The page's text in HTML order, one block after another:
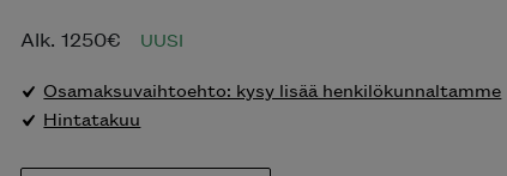
Alk.1250€
UUSI
Osamaksuvaihtoehto: kysy lisää henkilökunnaltamme
Hintatakuu